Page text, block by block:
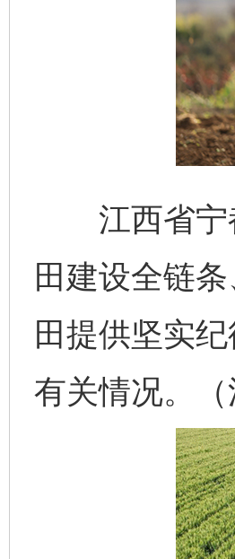
江西省宁都
田建设全链
田提供坚实
有关情况。